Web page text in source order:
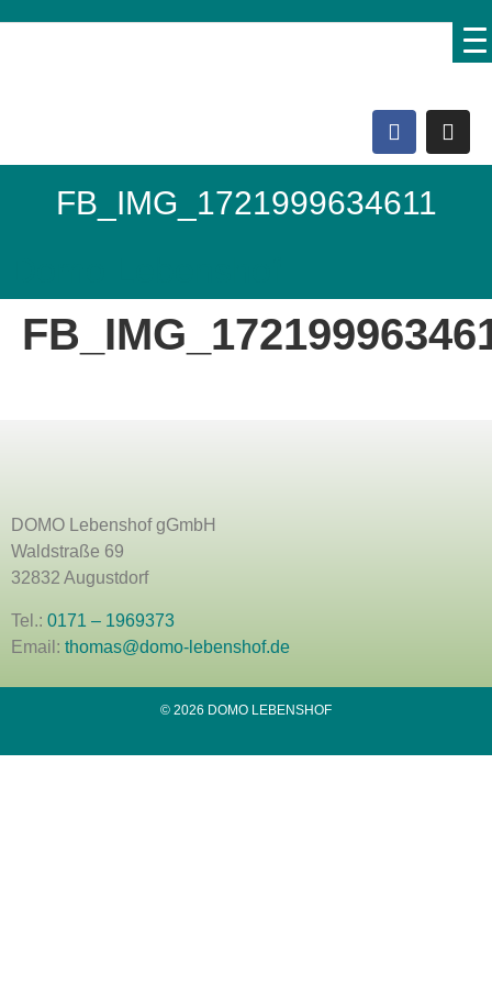
FB_IMG_1721999634611
DOMO Lebenshof gGmbH
Waldstraße 69
32832 Augustdorf
Tel.: 0171 – 1969373
Email: thomas@domo-lebenshof.de
© 2026 DOMO LEBENSHOF